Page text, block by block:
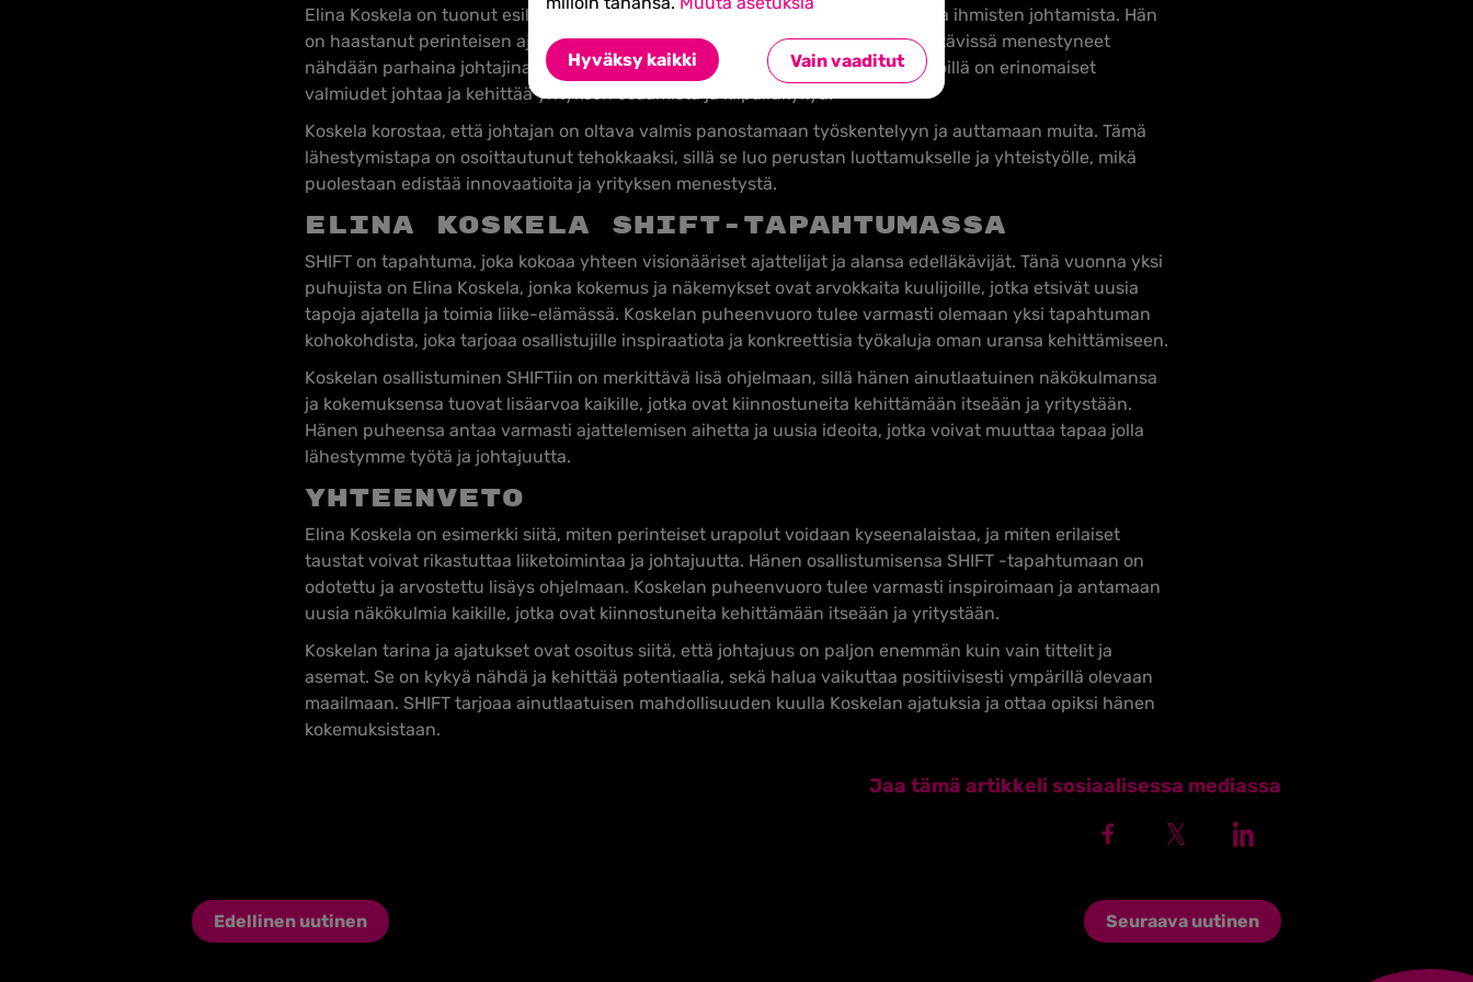
Hyväksy kaikki Vain vaaditut
Elina Koskela on tuonut esille, että liiketoiminnan johtaminen on ennen kaikkea ihmisten johtamista. Hän
on haastanut perinteisen ajattelun, jossa myynti- ja liiketoiminnan kehitystehtävissä menestyneet
nähdään parhaina johtajina. Koskela on osoittanut, että HR-taustaisilla henkilöillä on erinomaiset
valmiudet johtaa ja kehittää yrityksen osaamista ja kilpailukykyä.
Koskela korostaa, että johtajan on oltava valmis panostamaan työskentelyyn ja auttamaan muita. Tämä
lähestymistapa on osoittautunut tehokkaaksi, sillä se luo perustan luottamukselle ja yhteistyölle, mikä
puolestaan edistää innovaatioita ja yrityksen menestystä.
Elina Koskela SHIFT-tapahtumassa
SHIFT on tapahtuma, joka kokoaa yhteen visionääriset ajattelijat ja alansa edelläkävijät. Tänä vuonna yksi
puhujista on Elina Koskela, jonka kokemus ja näkemykset ovat arvokkaita kuulijoille, jotka etsivät uusia
tapoja ajatella ja toimia liike-elämässä. Koskelan puheenvuoro tulee varmasti olemaan yksi tapahtuman
kohokohdista, joka tarjoaa osallistujille inspiraatiota ja konkreettisia työkaluja oman uransa kehittämiseen.
Koskelan osallistuminen SHIFTiin on merkittävä lisä ohjelmaan, sillä hänen ainutlaatuinen näkökulmansa
ja kokemuksensa tuovat lisäarvoa kaikille, jotka ovat kiinnostuneita kehittämään itseään ja yritystään.
Hänen puheensa antaa varmasti ajattelemisen aihetta ja uusia ideoita, jotka voivat muuttaa tapaa jolla
lähestymme työtä ja johtajuutta.
Yhteenveto
Elina Koskela on esimerkki siitä, miten perinteiset urapolut voidaan kyseenalaistaa, ja miten erilaiset
taustat voivat rikastuttaa liiketoimintaa ja johtajuutta. Hänen osallistumisensa SHIFT -tapahtumaan on
odotettu ja arvostettu lisäys ohjelmaan. Koskelan puheenvuoro tulee varmasti inspiroimaan ja antamaan
uusia näkökulmia kaikille, jotka ovat kiinnostuneita kehittämään itseään ja yritystään.
Koskelan tarina ja ajatukset ovat osoitus siitä, että johtajuus on paljon enemmän kuin vain tittelit ja
asemat. Se on kykyä nähdä ja kehittää potentiaalia, sekä halua vaikuttaa positiivisesti ympärillä olevaan
maailmaan. SHIFT tarjoaa ainutlaatuisen mahdollisuuden kuulla Koskelan ajatuksia ja ottaa opiksi hänen
kokemuksistaan.
Jaa tämä artikkeli sosiaalisessa mediassa
Edellinen uutinen Seuraava uutinen